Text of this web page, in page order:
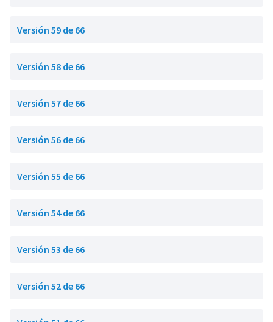
Versión 59 de 66
Versión 58 de 66
Versión 57 de 66
Versión 56 de 66
Versión 55 de 66
Versión 54 de 66
Versión 53 de 66
Versión 52 de 66